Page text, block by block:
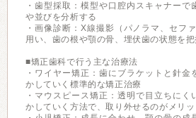
・歯型採取：模型や口腔内スキャナーで
や並びを分析する
・画像診断：X線撮影（パノラマ、セフ
用い、歯の根や顎の骨、埋伏歯の状態を
■矯正歯科で行う主な治療法
・ワイヤー矯正：歯にブラケットと針金
かしていく標準的な矯正治療
・マウスピース矯正：透明で目立ちにく
かしていく方法で、取り外せるのがメリッ